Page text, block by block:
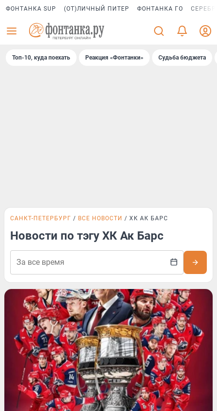
ФОНТАНКА SUP (ОТ)ЛИЧНЫЙ ПИТЕР ФОНТАНКА ГО
Топ-10, куда поехать Реакция «Фонтанки» Судьба бюджета
САНКТ-ПЕТЕРБУРГ ВСЕ НОВОСТИ ХК АК БАРС
Новости по тэгу ХК Ак Барс